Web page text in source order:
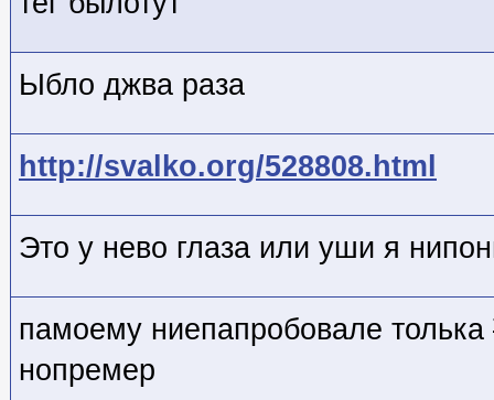
Ыбло джва раза
http://svalko.org/528808.html
Это у нево глаза или уши я
памоему ниепапробовале толька
нопремер